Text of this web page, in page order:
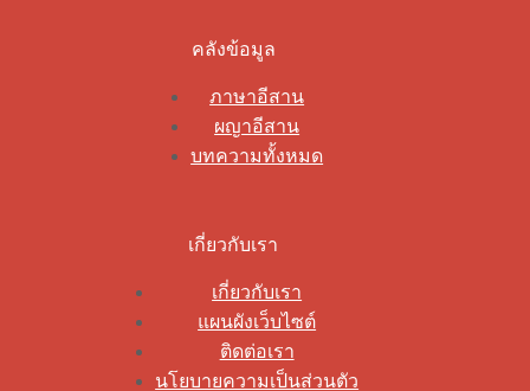
คลังข้อมูล
ภาษาอีสาน
ผญาอีสาน
บทความทั้งหมด
เกี่ยวกับเรา
เกี่ยวกับเรา
แผนผังเว็บไซต์
ติดต่อเรา
นโยบายความเป็นส่วนตัว